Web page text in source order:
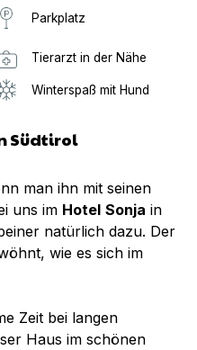
Parkplatz
Tierarzt in der Nähe
Winterspaß mit Hund
Südtirol
man ihn mit seinen
uns im Hotel Sonja in
natürlich dazu. Der
wie es sich im
Zeit bei langen
Haus im schönen